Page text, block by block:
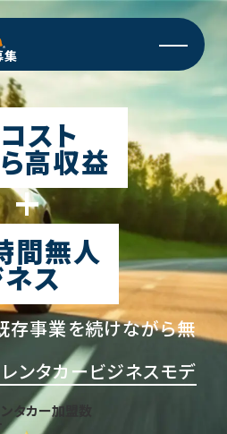
集
タカー加盟数
スト
高収益
+
間無人
ス
存事業を続けながら無
ンタカービジネスモデ